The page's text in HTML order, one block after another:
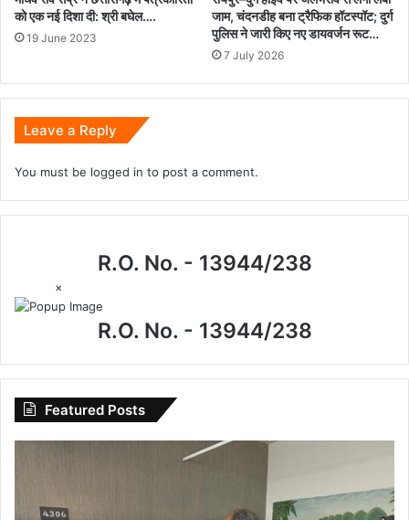
को एक नई दिशा दी: श्री बघेल….
19 June 2023
जाम, चंदनडीह बना ट्रैफिक हॉटस्पॉट; दुर्ग
पुलिस ने जारी किए नए डायवर्जन रूट…
7 July 2026
Leave a Reply
You must be logged in to post a comment.
R.O. No. - 13944/238
×
R.O. No. - 13944/238
Featured Posts
अस्पताल